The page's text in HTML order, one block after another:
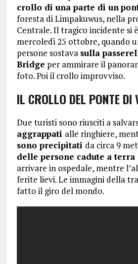
crollo di una parte di un
foresta di Limpakuwus, nella
Centrale. Il tragico incidente si
mercoledì 25 ottobre, quando
persone sostava sulla
Bridge per ammirare il
foto. Poi il crollo improvviso.
IL CROLLO DEL PONTE DI
Due turisti sono riusciti a
aggrappati alle ringhiere,
sono precipitati da circa 9
delle persone cadute a terra
arrivare in ospedale, mentre
ferite lievi. Le immagini della
fatto il giro del mondo.